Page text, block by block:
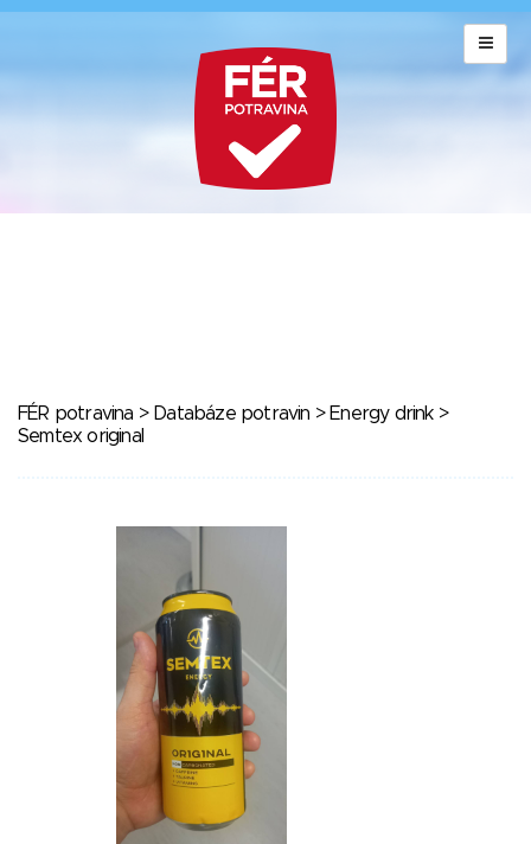
FÉR potravina > Databáze potravin > Energy drink>
Semtex original